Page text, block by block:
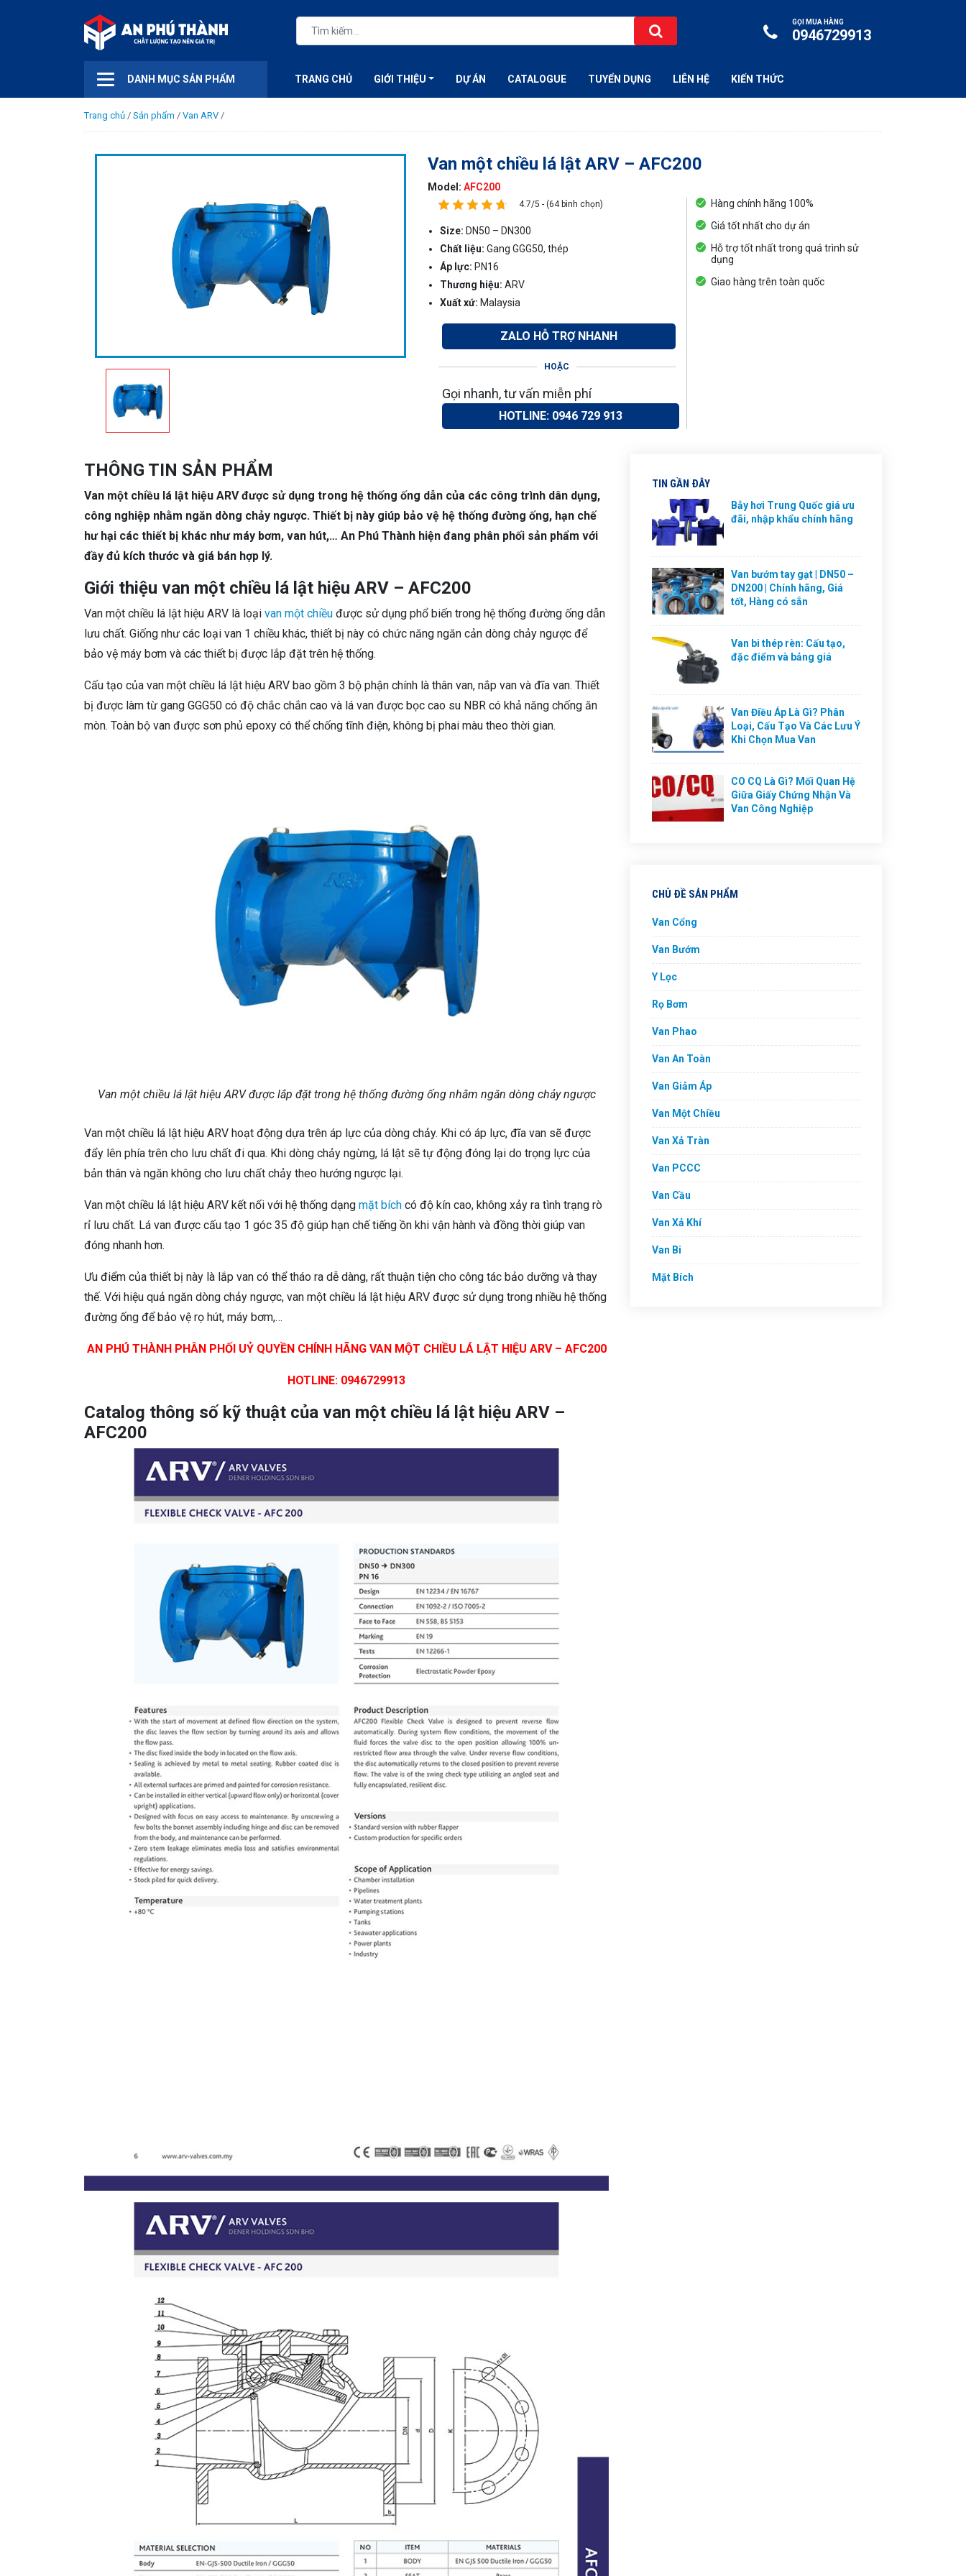
GỌI MUA HÀNG
0946729913
DANH MỤC SẢN PHẨM TRANG CHỦ GIỚI THIỆU DỰ ÁN CATALOGUE TUYỂN DỤNG LIÊN HỆ KIẾN THỨC
Trang chủ / Sản phẩm / Van ARV /
Van một chiều lá lật ARV – AFC200
Model: AFC200
4.7/5 - (64 bình chọn)
Size: DN50 – DN300
Chất liệu: Gang GGG50, thép
Áp lực: PN16
Thương hiệu: ARV
Xuất xứ: Malaysia
ZALO HỖ TRỢ NHANH
HOẶC
Gọi nhanh, tư vấn miễn phí
HOTLINE: 0946 729 913
Hàng chính hãng 100%
Giá tốt nhất cho dự án
Hỗ trợ tốt nhất trong quá trình sử
dụng
Giao hàng trên toàn quốc
THÔNG TIN SẢN PHẨM
Van một chiều lá lật hiệu ARV được sử dụng trong hệ thống ống dẫn của các công trình dân dụng,
công nghiệp nhằm ngăn dòng chảy ngược. Thiết bị này giúp bảo vệ hệ thống đường ống, hạn chế
hư hại các thiết bị khác như máy bơm, van hút,… An Phú Thành hiện đang phân phối sản phẩm với
đầy đủ kích thước và giá bán hợp lý.
Giới thiệu van một chiều lá lật hiệu ARV – AFC200
Van một chiều lá lật hiệu ARV là loại van một chiều được sử dụng phổ biến trong hệ thống đường ống dẫn
lưu chất. Giống như các loại van 1 chiều khác, thiết bị này có chức năng ngăn cản dòng chảy ngược để
bảo vệ máy bơm và các thiết bị được lắp đặt trên hệ thống.
Cấu tạo của van một chiều lá lật hiệu ARV bao gồm 3 bộ phận chính là thân van, nắp van và đĩa van. Thiết
bị được làm từ gang GGG50 có độ chắc chắn cao và lá van được bọc cao su NBR có khả năng chống ăn
mòn. Toàn bộ van được sơn phủ epoxy có thể chống tĩnh điện, không bị phai màu theo thời gian.
Van một chiều lá lật hiệu ARV được lắp đặt trong hệ thống đường ống nhằm ngăn dòng chảy ngược
Van một chiều lá lật hiệu ARV hoạt động dựa trên áp lực của dòng chảy. Khi có áp lực, đĩa van sẽ được
đẩy lên phía trên cho lưu chất đi qua. Khi dòng chảy ngừng, lá lật sẽ tự động đóng lại do trọng lực của
bản thân và ngăn không cho lưu chất chảy theo hướng ngược lại.
Van một chiều lá lật hiệu ARV kết nối với hệ thống dạng mặt bích có độ kín cao, không xảy ra tình trạng rò
rỉ lưu chất. Lá van được cấu tạo 1 góc 35 độ giúp hạn chế tiếng ồn khi vận hành và đồng thời giúp van
đóng nhanh hơn.
Ưu điểm của thiết bị này là lắp van có thể tháo ra dễ dàng, rất thuận tiện cho công tác bảo dưỡng và thay
thế. Với hiệu quả ngăn dòng chảy ngược, van một chiều lá lật hiệu ARV được sử dụng trong nhiều hệ thống
đường ống để bảo vệ rọ hút, máy bơm,…
AN PHÚ THÀNH PHÂN PHỐI UỶ QUYỀN CHÍNH HÃNG VAN MỘT CHIỀU LÁ LẬT HIỆU ARV – AFC200
HOTLINE: 0946729913
Catalog thông số kỹ thuật của van một chiều lá lật hiệu ARV –
AFC200
TIN GẦN ĐÂY
Bẫy hơi Trung Quốc giá ưu
đãi, nhập khẩu chính hãng
Van bướm tay gạt | DN50 –
DN200 | Chính hãng, Giá
tốt, Hàng có sẵn
Van bi thép rèn: Cấu tạo,
đặc điểm và bảng giá
Van Điều Áp Là Gì? Phân
Loại, Cấu Tạo Và Các Lưu Ý
Khi Chọn Mua Van
CO CQ Là Gì? Mối Quan Hệ
Giữa Giấy Chứng Nhận Và
Van Công Nghiệp
CHỦ ĐỀ SẢN PHẨM
Van Cổng
Van Bướm
Y Lọc
Rọ Bơm
Van Phao
Van An Toàn
Van Giảm Áp
Van Một Chiều
Van Xả Tràn
Van PCCC
Van Cầu
Van Xả Khí
Van Bi
Mặt Bích